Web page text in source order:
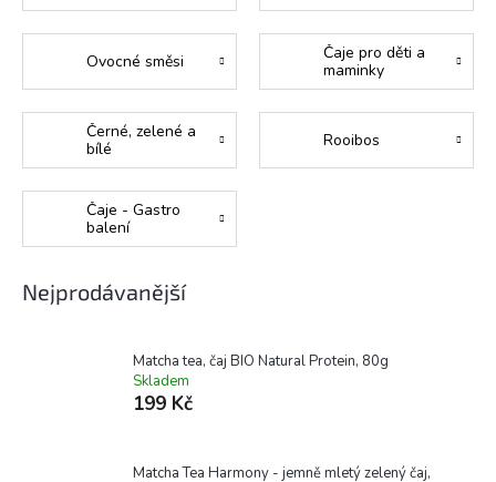
Ovocné směsi
Čaje pro děti a
maminky
Černé, zelené a
bílé
Rooibos
Čaje - Gastro
balení
Nejprodávanější
Matcha tea, čaj BIO Natural Protein, 80g
Skladem
199 Kč
Matcha Tea Harmony - jemně mletý zelený čaj,